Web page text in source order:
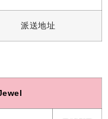
派送地址